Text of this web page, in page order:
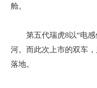
舱。
第五代瑞虎8以“电
河。而此次上市的双车
落地。